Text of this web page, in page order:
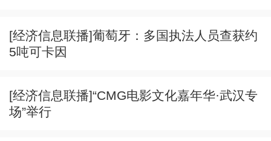
[经济信息联播]葡萄牙：多国执法人员查获约
5吨可卡因
[经济信息联播]“CMG电影文化嘉年华·武汉专
场”举行